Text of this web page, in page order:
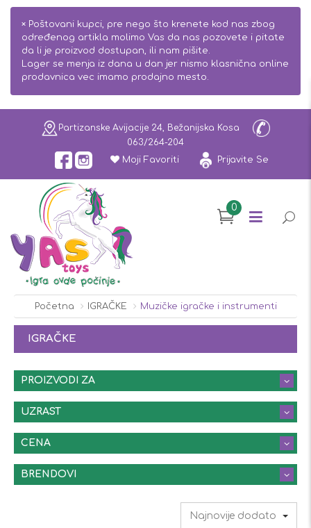
× Poštovani kupci, pre nego što krenete kod nas zbog
određenog artikla molimo Vas da nas pozovete i pitate
da li je proizvod dostupan, ili nam pišite.
Lager se menja iz dana u dan jer nismo klasnična online
prodavnica vec imamo prodajno mesto.
Partizanske Avijacije 24, Bežanijska Kosa
063/264-204
Moji Favoriti
Prijavite Se
0
Početna IGRAČKE Muzičke igračke i instrumenti
IGRAČKE
PROIZVODI ZA
UZRAST
CENA
BRENDOVI
Najnovije dodato